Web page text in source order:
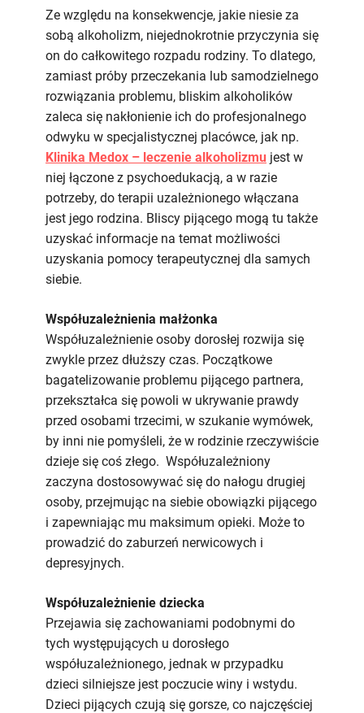
Ze względu na konsekwencje, jakie niesie za
sobą alkoholizm, niejednokrotnie przyczynia się
on do całkowitego rozpadu rodziny. To dlatego,
zamiast próby przeczekania lub samodzielnego
rozwiązania problemu, bliskim alkoholików
zaleca się nakłonienie ich do profesjonalnego
odwyku w specjalistycznej placówce, jak np.
Klinika Medox – leczenie alkoholizmu jest w
niej łączone z psychoedukacją, a w razie
potrzeby, do terapii uzależnionego włączana
jest jego rodzina. Bliscy pijącego mogą tu także
uzyskać informacje na temat możliwości
uzyskania pomocy terapeutycznej dla samych
siebie.
Współuzależnienia małżonka
Współuzależnienie osoby dorosłej rozwija się
zwykle przez dłuższy czas. Początkowe
bagatelizowanie problemu pijącego partnera,
przekształca się powoli w ukrywanie prawdy
przed osobami trzecimi, w szukanie wymówek,
by inni nie pomyśleli, że w rodzinie rzeczywiście
dzieje się coś złego. Współuzależniony
zaczyna dostosowywać się do nałogu drugiej
osoby, przejmując na siebie obowiązki pijącego
i zapewniając mu maksimum opieki. Może to
prowadzić do zaburzeń nerwicowych i
depresyjnych.
Współuzależnienie dziecka
Przejawia się zachowaniami podobnymi do
tych występujących u dorosłego
współuzależnionego, jednak w przypadku
dzieci silniejsze jest poczucie winy i wstydu.
Dzieci pijących czują się gorsze, co najczęściej